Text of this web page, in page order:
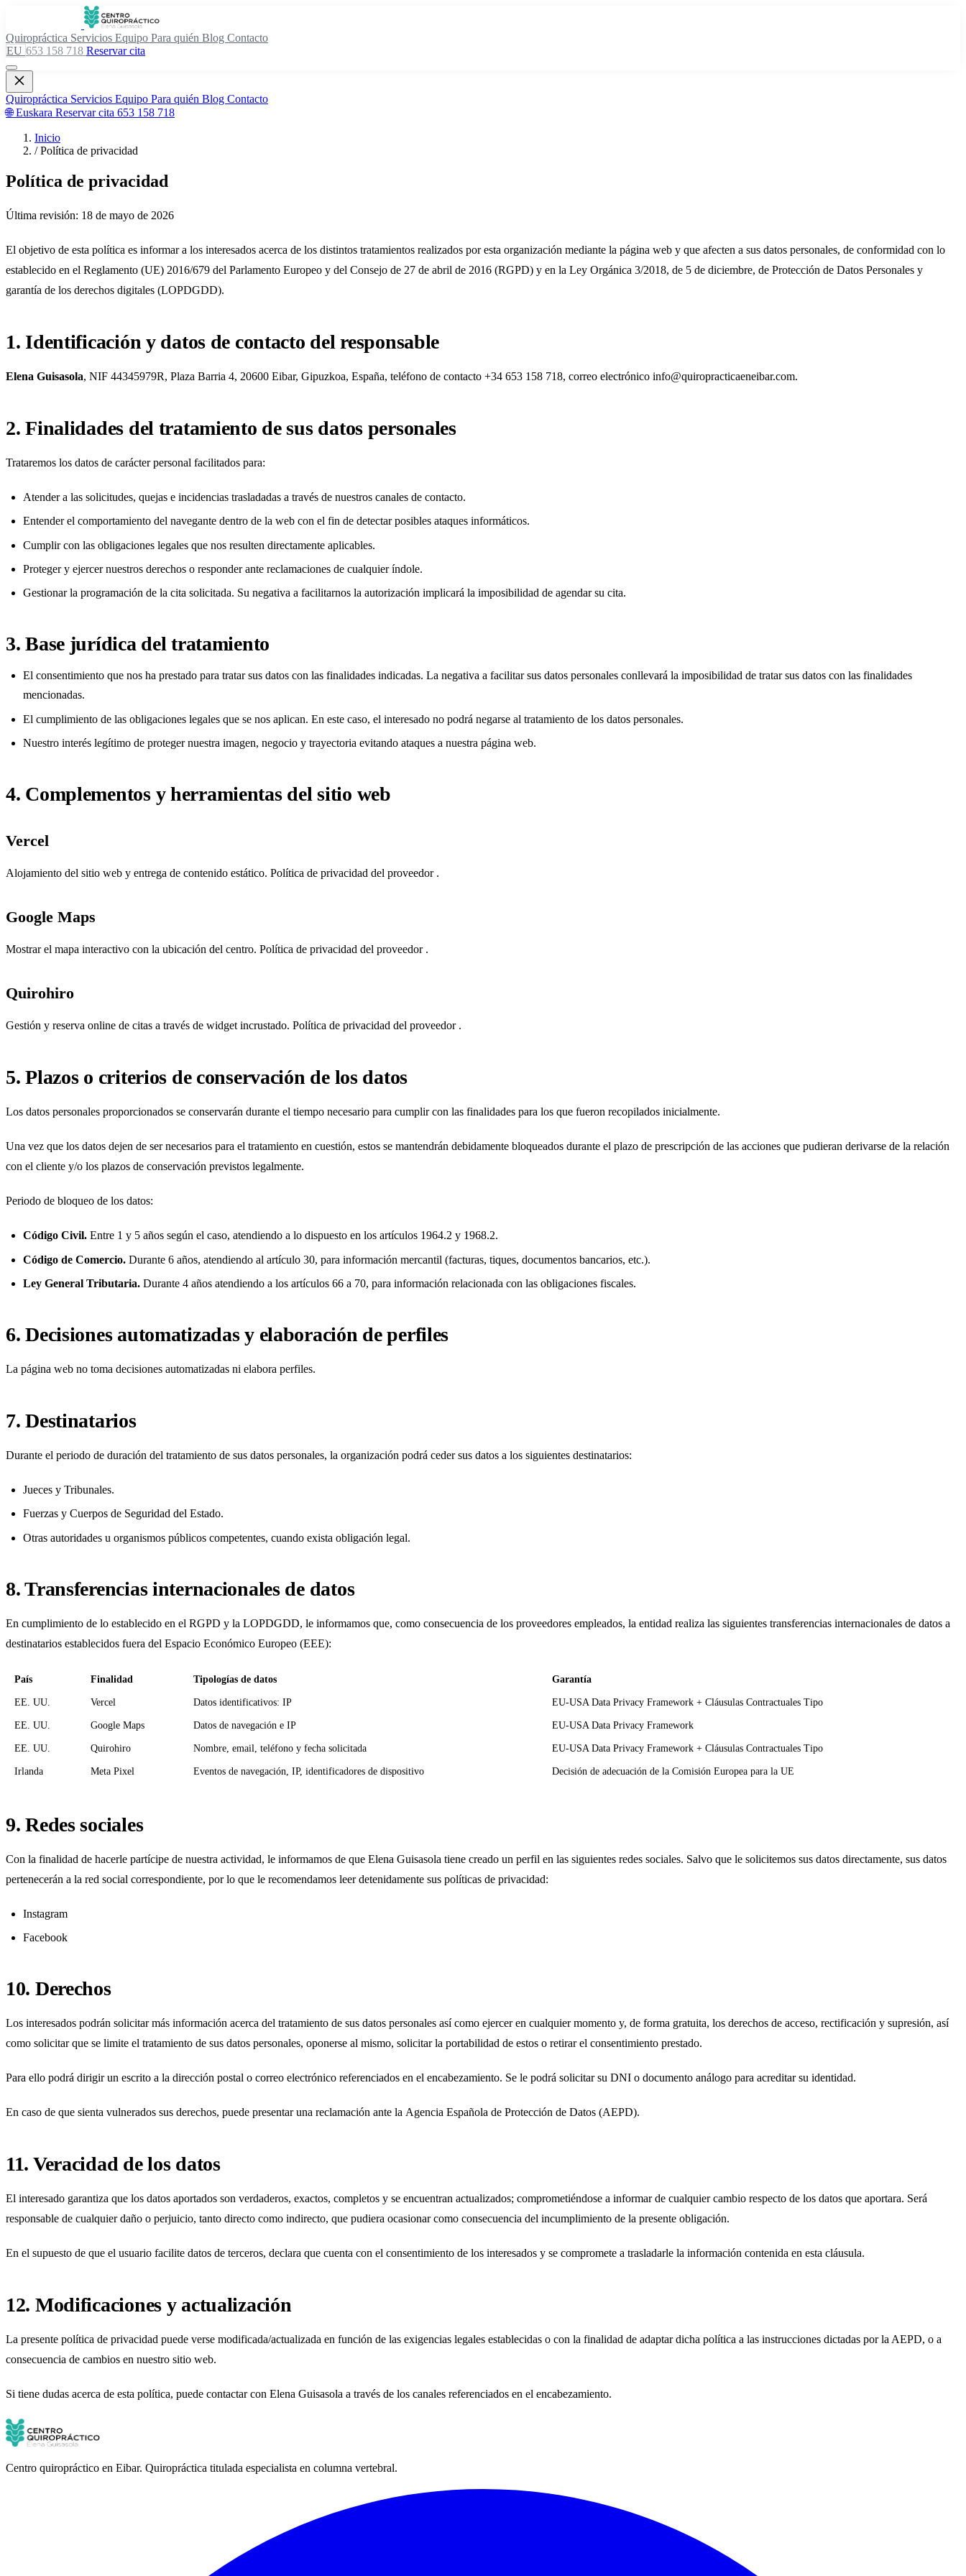
Quiropráctica Servicios Equipo Para quién Blog Contacto
EU 653 158 718 Reservar cita
Quiropráctica Servicios Equipo Para quién Blog Contacto
🌐 Euskara Reservar cita 653 158 718
Inicio
/ Política de privacidad
Política de privacidad
Última revisión: 18 de mayo de 2026
El objetivo de esta política es informar a los interesados acerca de los distintos tratamientos realizados por esta organización mediante la página web y que afecten a sus datos personales, de conformidad con lo
establecido en el Reglamento (UE) 2016/679 del Parlamento Europeo y del Consejo de 27 de abril de 2016 (RGPD) y en la Ley Orgánica 3/2018, de 5 de diciembre, de Protección de Datos Personales y
garantía de los derechos digitales (LOPDGDD).
1. Identificación y datos de contacto del responsable
Elena Guisasola, NIF 44345979R, Plaza Barria 4, 20600 Eibar, Gipuzkoa, España, teléfono de contacto +34 653 158 718, correo electrónico info@quiropracticaeneibar.com.
2. Finalidades del tratamiento de sus datos personales
Trataremos los datos de carácter personal facilitados para:
Atender a las solicitudes, quejas e incidencias trasladadas a través de nuestros canales de contacto.
Entender el comportamiento del navegante dentro de la web con el fin de detectar posibles ataques informáticos.
Cumplir con las obligaciones legales que nos resulten directamente aplicables.
Proteger y ejercer nuestros derechos o responder ante reclamaciones de cualquier índole.
Gestionar la programación de la cita solicitada. Su negativa a facilitarnos la autorización implicará la imposibilidad de agendar su cita.
3. Base jurídica del tratamiento
El consentimiento que nos ha prestado para tratar sus datos con las finalidades indicadas. La negativa a facilitar sus datos personales conllevará la imposibilidad de tratar sus datos con las finalidades
mencionadas.
El cumplimiento de las obligaciones legales que se nos aplican. En este caso, el interesado no podrá negarse al tratamiento de los datos personales.
Nuestro interés legítimo de proteger nuestra imagen, negocio y trayectoria evitando ataques a nuestra página web.
4. Complementos y herramientas del sitio web
Vercel
Alojamiento del sitio web y entrega de contenido estático. Política de privacidad del proveedor .
Google Maps
Mostrar el mapa interactivo con la ubicación del centro. Política de privacidad del proveedor .
Quirohiro
Gestión y reserva online de citas a través de widget incrustado. Política de privacidad del proveedor .
5. Plazos o criterios de conservación de los datos
Los datos personales proporcionados se conservarán durante el tiempo necesario para cumplir con las finalidades para los que fueron recopilados inicialmente.
Una vez que los datos dejen de ser necesarios para el tratamiento en cuestión, estos se mantendrán debidamente bloqueados durante el plazo de prescripción de las acciones que pudieran derivarse de la relación
con el cliente y/o los plazos de conservación previstos legalmente.
Periodo de bloqueo de los datos:
Código Civil. Entre 1 y 5 años según el caso, atendiendo a lo dispuesto en los artículos 1964.2 y 1968.2.
Código de Comercio. Durante 6 años, atendiendo al artículo 30, para información mercantil (facturas, tiques, documentos bancarios, etc.).
Ley General Tributaria. Durante 4 años atendiendo a los artículos 66 a 70, para información relacionada con las obligaciones fiscales.
6. Decisiones automatizadas y elaboración de perfiles
La página web no toma decisiones automatizadas ni elabora perfiles.
7. Destinatarios
Durante el periodo de duración del tratamiento de sus datos personales, la organización podrá ceder sus datos a los siguientes destinatarios:
Jueces y Tribunales.
Fuerzas y Cuerpos de Seguridad del Estado.
Otras autoridades u organismos públicos competentes, cuando exista obligación legal.
8. Transferencias internacionales de datos
En cumplimiento de lo establecido en el RGPD y la LOPDGDD, le informamos que, como consecuencia de los proveedores empleados, la entidad realiza las siguientes transferencias internacionales de datos a
destinatarios establecidos fuera del Espacio Económico Europeo (EEE):
País Finalidad Tipologías de datos Garantía
EE. UU. Vercel Datos identificativos: IP EU-USA Data Privacy Framework + Cláusulas Contractuales Tipo
EE. UU. Google Maps Datos de navegación e IP EU-USA Data Privacy Framework
EE. UU. Quirohiro Nombre, email, teléfono y fecha solicitada EU-USA Data Privacy Framework + Cláusulas Contractuales Tipo
Irlanda Meta Pixel Eventos de navegación, IP, identificadores de dispositivo Decisión de adecuación de la Comisión Europea para la UE
9. Redes sociales
Con la finalidad de hacerle partícipe de nuestra actividad, le informamos de que Elena Guisasola tiene creado un perfil en las siguientes redes sociales. Salvo que le solicitemos sus datos directamente, sus datos
pertenecerán a la red social correspondiente, por lo que le recomendamos leer detenidamente sus políticas de privacidad:
Instagram
Facebook
10. Derechos
Los interesados podrán solicitar más información acerca del tratamiento de sus datos personales así como ejercer en cualquier momento y, de forma gratuita, los derechos de acceso, rectificación y supresión, así
como solicitar que se limite el tratamiento de sus datos personales, oponerse al mismo, solicitar la portabilidad de estos o retirar el consentimiento prestado.
Para ello podrá dirigir un escrito a la dirección postal o correo electrónico referenciados en el encabezamiento. Se le podrá solicitar su DNI o documento análogo para acreditar su identidad.
En caso de que sienta vulnerados sus derechos, puede presentar una reclamación ante la Agencia Española de Protección de Datos (AEPD).
11. Veracidad de los datos
El interesado garantiza que los datos aportados son verdaderos, exactos, completos y se encuentran actualizados; comprometiéndose a informar de cualquier cambio respecto de los datos que aportara. Será
responsable de cualquier daño o perjuicio, tanto directo como indirecto, que pudiera ocasionar como consecuencia del incumplimiento de la presente obligación.
En el supuesto de que el usuario facilite datos de terceros, declara que cuenta con el consentimiento de los interesados y se compromete a trasladarle la información contenida en esta cláusula.
12. Modificaciones y actualización
La presente política de privacidad puede verse modificada/actualizada en función de las exigencias legales establecidas o con la finalidad de adaptar dicha política a las instrucciones dictadas por la AEPD, o a
consecuencia de cambios en nuestro sitio web.
Si tiene dudas acerca de esta política, puede contactar con Elena Guisasola a través de los canales referenciados en el encabezamiento.
Centro quiropráctico en Eibar. Quiropráctica titulada especialista en columna vertebral.